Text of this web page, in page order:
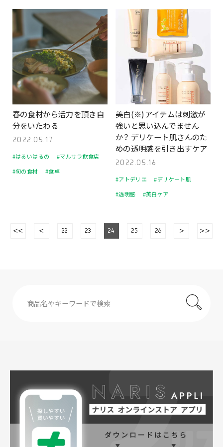
春の食材から活力を頂き自
分をいたわる
2022.05.17
#はるいはるの
#マルサラ飲食店
#旬の食材
#食卓
美白(※)アイテムは刺激が
強いと思い込んでません
か？ デリケート肌さんのた
めの透明感を引き出すケア
2022.05.16
#アトデリエ
#デリケート肌
#透明感
#美白ケア
<< < 22 23 24 25 26 > >>